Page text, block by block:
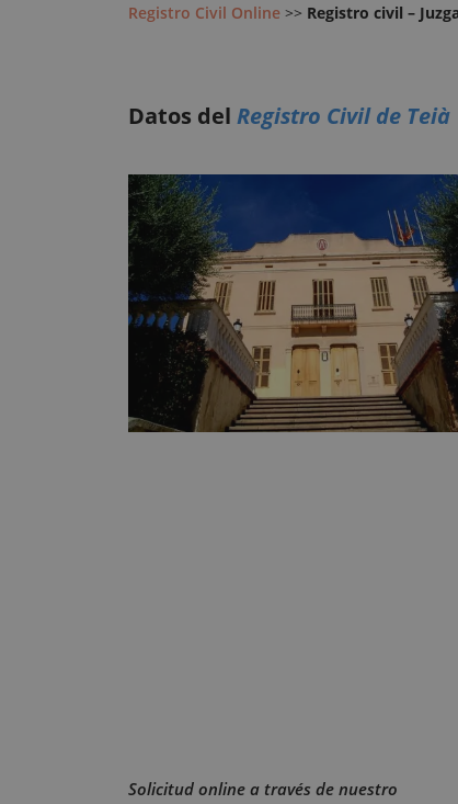
Registro Civil Online >> Registro civil –
Datos del Registro Civil de Teià
Solicitud online a través de nuestro